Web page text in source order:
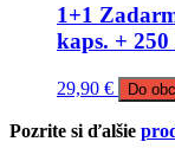
1+1
kaps. + 250
29,90 € Do
Pozrite si ďalšie